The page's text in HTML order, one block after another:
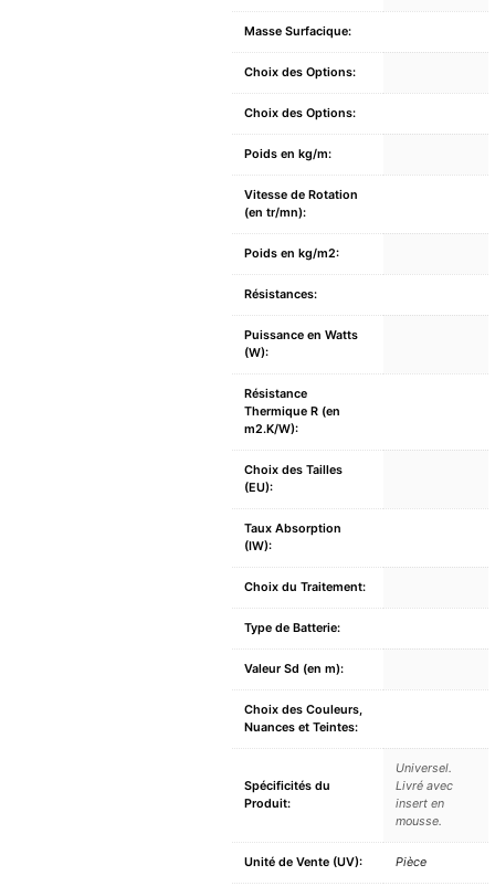
Masse Surfacique:
Choix des Options:
Choix des Options:
Poids en kg/m:
Vitesse de Rotation
(en tr/mn):
Poids en kg/m2:
Résistances:
Puissance en Watts
(W):
Résistance
Thermique R (en
m2.K/W):
Choix des Tailles
(EU):
Taux Absorption
(IW):
Choix du Traitement:
Type de Batterie:
Valeur Sd (en m):
Choix des Couleurs,
Nuances et Teintes:
Spécificités du
Produit:
Universel.
Livré avec
insert en
mousse.
Unité de Vente (UV): Pièce